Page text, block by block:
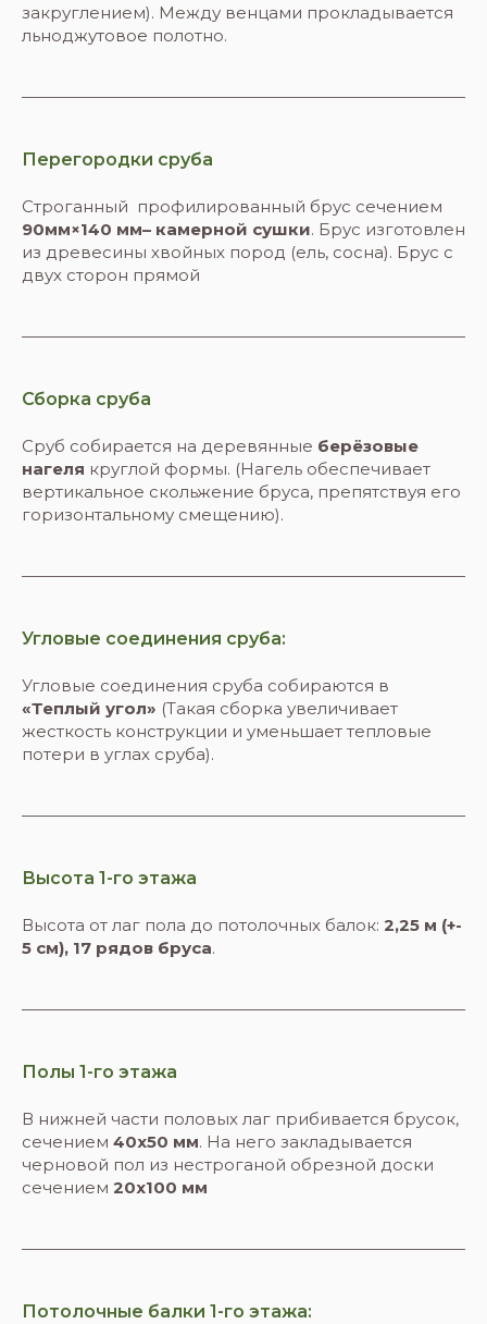
закруглением). Между венцами прокладывается
льноджутовое полотно.
Перегородки сруба
Строганный профилированный брус сечением
90мм×140 мм– камерной сушки. Брус изготовлен
из древесины хвойных пород (ель, сосна). Брус с
двух сторон прямой
Сборка сруба
Сруб собирается на деревянные берёзовые
нагеля круглой формы. (Нагель обеспечивает
вертикальное скольжение бруса, препятствуя его
горизонтальному смещению).
Угловые соединения сруба:
Угловые соединения сруба собираются в
«Теплый угол» (Такая сборка увеличивает
жесткость конструкции и уменьшает тепловые
потери в углах сруба).
Высота 1-го этажа
Высота от лаг пола до потолочных балок: 2,25 м (+-
5 см), 17 рядов бруса.
Полы 1-го этажа
В нижней части половых лаг прибивается брусок,
сечением 40х50 мм. На него закладывается
черновой пол из нестроганой обрезной доски
сечением 20х100 мм
Потолочные балки 1-го этажа: